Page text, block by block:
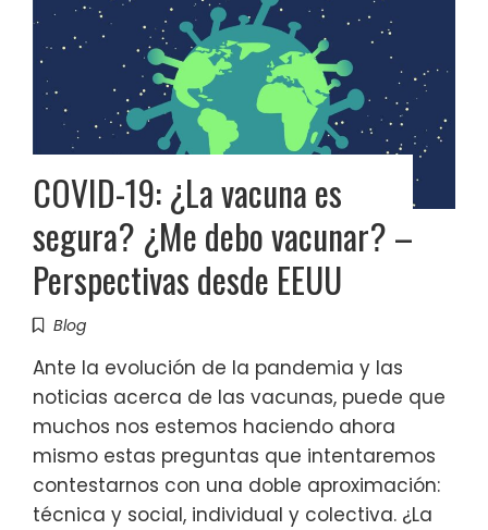
COVID-19: ¿La vacuna es
segura? ¿Me debo vacunar? –
Perspectivas desde EEUU
Blog
Ante la evolución de la pandemia y las
noticias acerca de las vacunas, puede que
muchos nos estemos haciendo ahora
mismo estas preguntas que intentaremos
contestarnos con una doble aproximación:
técnica y social, individual y colectiva. ¿La